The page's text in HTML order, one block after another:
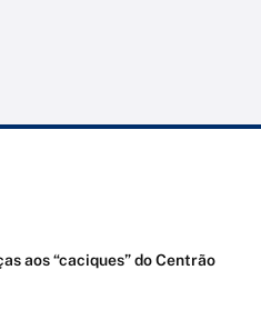
aos “caciques” do Centrão